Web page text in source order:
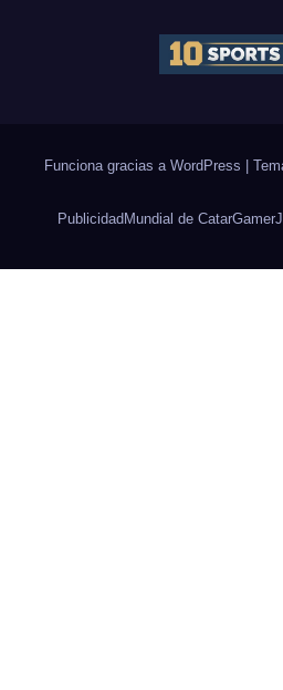
Funciona gracias a WordPress
Publicidad Mundial de CatarGamer